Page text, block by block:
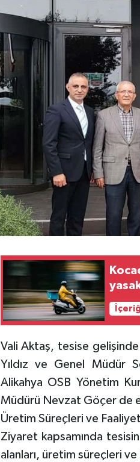
Vali Aktaş, tesise gelişinde
Yıldız ve Genel Müdür
Alikahya OSB Yönetim
Müdürü Nevzat Göçer de
Üretim Süreçleri ve
Ziyaret kapsamında
alanları, üretim süreçleri